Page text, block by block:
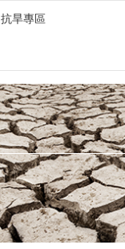
抗旱專區